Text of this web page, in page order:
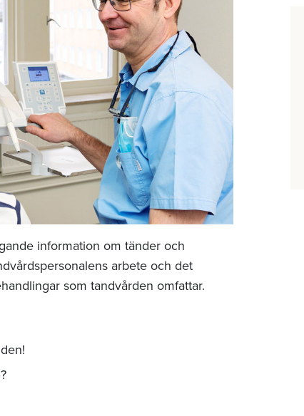
information om tänder och
arbete och det
som tandvården omfattar.